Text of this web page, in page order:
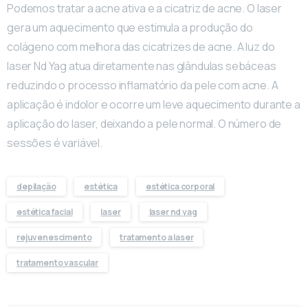
Podemos tratar a acne ativa e a cicatriz de acne. O laser
gera um aquecimento que estimula a produção do
colágeno com melhora das cicatrizes de acne. A luz do
laser Nd Yag atua diretamente nas glândulas sebáceas
reduzindo o processo inflamatório da pele com acne. A
aplicação é indolor e ocorre um leve aquecimento durante a
aplicação do laser, deixando a pele normal. O número de
sessões é variável.
depilação estética estética corporal
estética facial laser laser nd yag
rejuvenescimento tratamento a laser
tratamento vascular